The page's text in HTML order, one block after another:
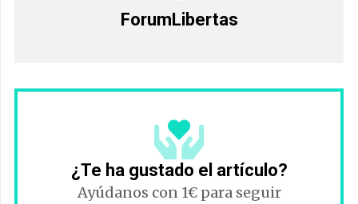
ForumLibertas
¿Te ha gustado el artículo?
Ayúdanos con 1€ para seguir